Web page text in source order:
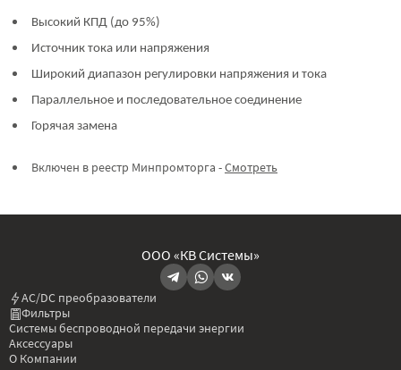
Высокий КПД (до 95%)
Источник тока или напряжения
Широкий диапазон регулировки напряжения и тока
Параллельное и последовательное соединение
Горячая замена
Включен в реестр Минпромторга -Смотреть
ООО «КВ Системы»
AC/DC преобразователи
Фильтры
Системы беспроводной передачи энергии
Аксессуары
О Компании